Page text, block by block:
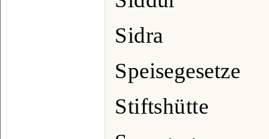
Sidra
Speisegesetze
Stiftshütte